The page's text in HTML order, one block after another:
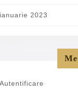
ianuarie 2023
Autentificare